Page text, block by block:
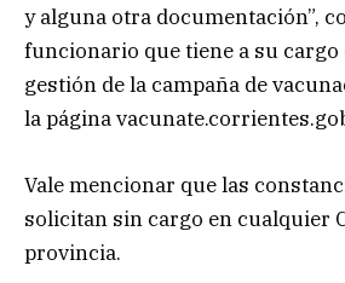
y alguna otra documentación”,
funcionario que tiene a su cargo
gestión de la campaña de
la página
Vale mencionar que las
solicitan sin cargo en cualquier
provincia.